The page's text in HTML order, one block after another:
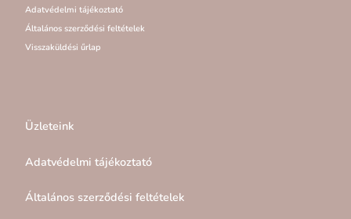
Adatvédelmi tájékoztató
Általános szerződési feltételek
Visszaküldési űrlap
Üzleteink
Adatvédelmi tájékoztató
Általános szerződési feltételek